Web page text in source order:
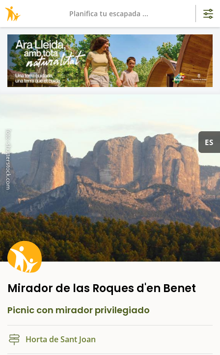
ES
Mirador de las Roques d'en Benet
foto: shutterstock.com
Picnic con mirador privilegiado
Horta de Sant Joan
Planifica tu escapada ...